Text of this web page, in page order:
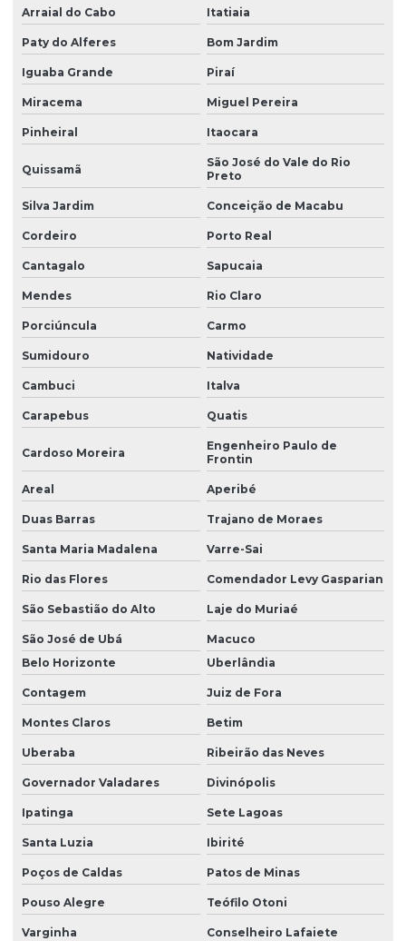
Arraial do Cabo Itatiaia
Paty do Alferes Bom Jardim
Iguaba Grande Piraí
Miracema Miguel Pereira
Pinheiral Itaocara
Quissamã
São José do Vale do Rio
Preto
Silva Jardim Conceição de Macabu
Cordeiro Porto Real
Cantagalo Sapucaia
Mendes Rio Claro
Porciúncula Carmo
Sumidouro Natividade
Cambuci Italva
Carapebus Quatis
Cardoso Moreira
Engenheiro Paulo de
Frontin
Areal Aperibé
Duas Barras Trajano de Moraes
Santa Maria Madalena Varre-Sai
Rio das Flores Comendador Levy Gasparian
São Sebastião do Alto Laje do Muriaé
São José de Ubá
Macuco
Belo Horizonte
Uberlândia
Contagem Juiz de Fora
Montes Claros Betim
Uberaba Ribeirão das Neves
Governador Valadares Divinópolis
Ipatinga Sete Lagoas
Santa Luzia Ibirité
Poços de Caldas Patos de Minas
Pouso Alegre Teófilo Otoni
Varginha Conselheiro Lafaiete